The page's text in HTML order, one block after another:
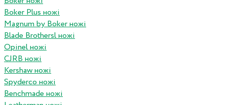
Boker Plus ножі
Magnum by Boker ножі
Blade Brothersl ножі
Opinel ножі
CJRB ножі
Kershaw ножі
Spyderco ножі
Benchmade ножі